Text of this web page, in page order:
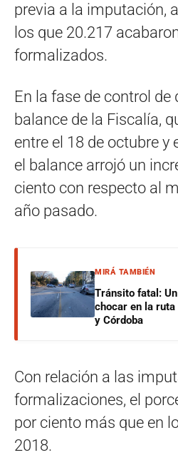
previa a la imputación,
los que 20.217
formalizados.
En la fase de control de
balance de la Fiscalía,
entre el 18 de octubre y
el balance arrojó un
ciento con respecto al
año pasado.
MIRÁ TAMBIÉN
Tránsito fatal:
chocar en la
y Córdoba
Con relación a las
formalizaciones, el
por ciento más que en
2018.